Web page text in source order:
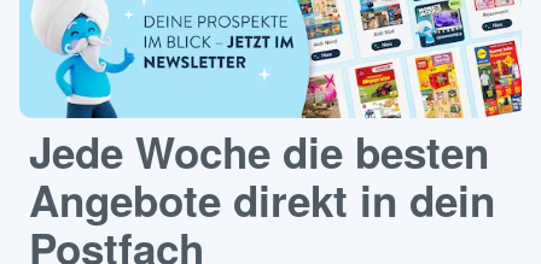
Jede Woche die besten
Angebote direkt in dein
Postfach